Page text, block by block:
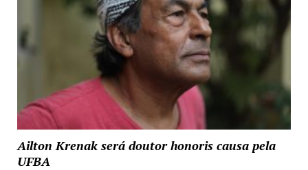
Ailton Krenak será doutor honoris causa pela
UFBA